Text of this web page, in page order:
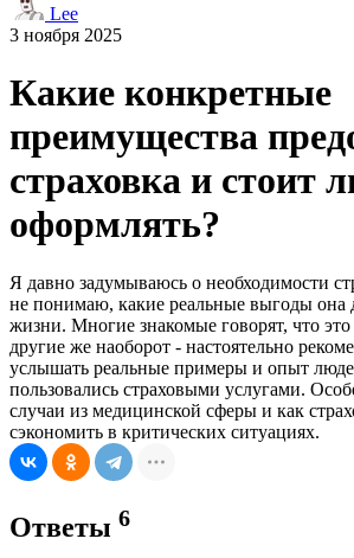
Lee
3 ноября 2025
Какие конкретные
преимущества
страховка и стоит
оформлять?
Я давно задумываюсь о необходимости
не понимаю, какие реальные выгоды она
жизни. Многие знакомые говорят, что это
другие же наоборот - настоятельно
услышать реальные примеры и опыт
пользовались страховыми услугами.
случаи из медицинской сферы и как
сэкономить в критических ситуациях.
Ответы 6